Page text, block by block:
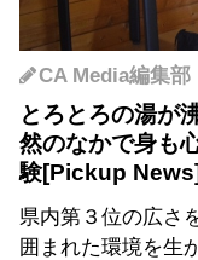
CA Media編集部
とろとろの湯が
然のなかで身も
験
県内第３位の広さ
囲まれた環境を生